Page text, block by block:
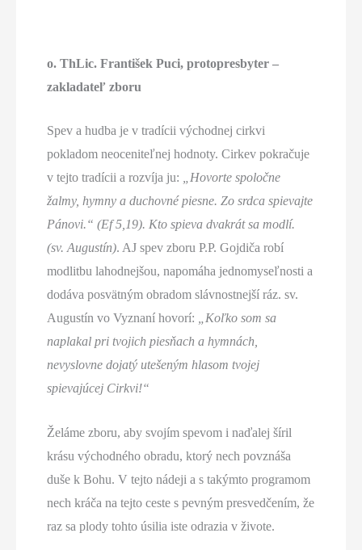
o. ThLic. František Puci, protopresbyter –
zakladateľ zboru
Spev a hudba je v tradícii východnej cirkvi
pokladom neoceniteľnej hodnoty. Cirkev pokračuje
v tejto tradícii a rozvíja ju:
„Hovorte spoločne
žalmy, hymny a duchovné piesne. Zo srdca spievajte
Pánovi.“ (Ef 5,19). Kto spieva dvakrát sa modlí.
(sv. Augustín). AJ spev zboru P.P. Gojdiča robí
modlitbu lahodnejšou, napomáha jednomyseľnosti a
dodáva posvätným obradom slávnostnejší ráz. sv.
Augustín vo Vyznaní hovorí:
„Koľko som sa
naplakal pri tvojich piesňach a hymnách,
nevyslovne dojatý utešeným hlasom tvojej
spievajúcej Cirkvi!“
Želáme zboru, aby svojím spevom i naďalej šíril
krásu východného obradu, ktorý nech povznáša
duše k Bohu. V tejto nádeji a s takýmto programom
nech kráča na tejto ceste s pevným presvedčením, že
raz sa plody tohto úsilia iste odrazia v živote.